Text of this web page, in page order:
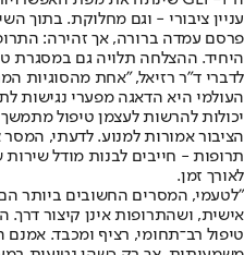
עניין ציבורי - וגם מחלוקת. בתוך
פרסם עמדה ברורה, אך זהירה:
היחיד. ההצלחה תלויה גם במסגרת
לדברי ד"ר רזיאל, "אחת מהסוגיות
העולמי היא הדאגה מפערי נגישות
יכולות להרשות לעצמן טיפול מתמשך
הציבור אמורות למנוע. לדעתי,
תרופות - חייבים לבנות מודל
לאורך זמן.
"לטעמי, המסרים החשובים ביותר
אישית, ושהתרופות אינן קיצור
טיפול רב־תחומי, רציף ומכבד.